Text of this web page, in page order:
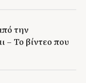
την
– Το βίντεο που